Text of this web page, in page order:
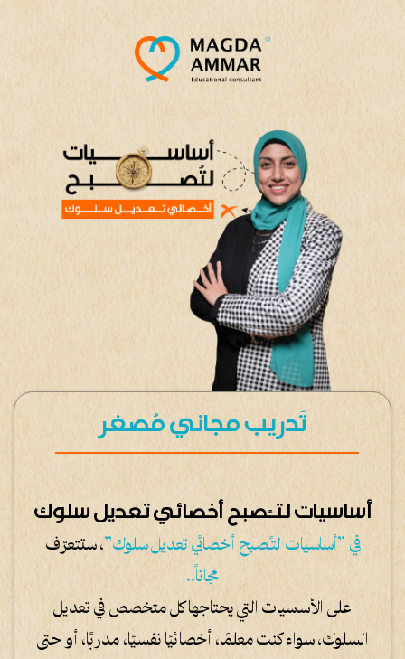
تَدريب مجاني مُصغر
أساسيات لتـًصبح أخصائي تعديل سلوك
في ”أساسيات لتـًصبح أخصائي تعديل سلوك”، ستتعرّف
مجاناً..
على الأساسيات التي يحتاجها كل متخصص في تعديل
السلوك، سواء كنت معلمًا، أخصائيًا نفسيًا، مدربًا، أو حتى